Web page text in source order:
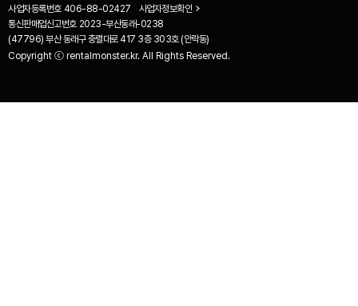
사업자등록번호 406-88-02427
사업자정보확인
통신판매업신고번호 2023-부산동래-0238
(47796) 부산 동래구 충렬대로 417 3층 303호 (안락동)
Copyright ⓒ rentalmonster.kr. All Rights Reserved.